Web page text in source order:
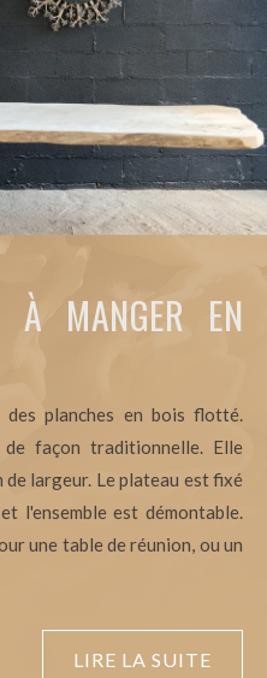
À MANGER EN
planches en bois flotté.
de façon traditionnelle. Elle
largeur. Le plateau est fixé
l'ensemble est démontable.
une table de réunion, ou un
LIRE LA SUITE